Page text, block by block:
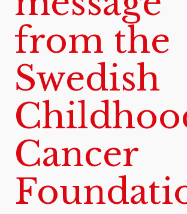
from the
Swedish
Cancer